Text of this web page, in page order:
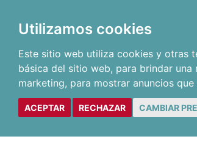
Utilizamos cookies
Este sitio web utiliza cookies y otras
básica del sitio web, para brindar una
marketing, para mostrar anuncios
ACEPTAR RECHAZAR CAMBIAR